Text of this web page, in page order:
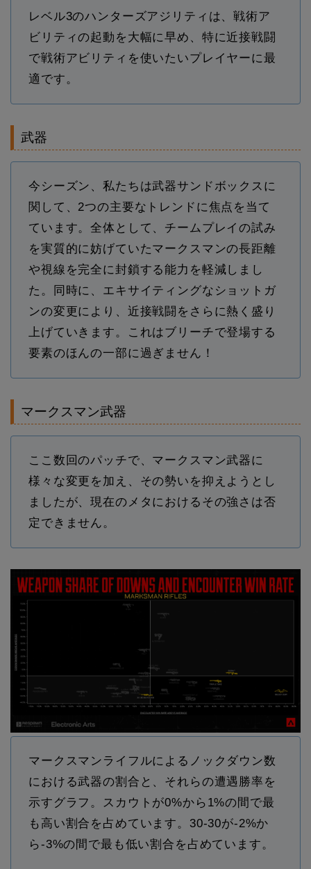
レベル3のハンターズアジリティは、戦術ア
ビリティの起動を大幅に早め、特に近接戦闘
で戦術アビリティを使いたいプレイヤーに最
適です。
武器
今シーズン、私たちは武器サンドボックスに
関して、2つの主要なトレンドに焦点を当て
ています。全体として、チームプレイの試み
を実質的に妨げていたマークスマンの長距離
や視線を完全に封鎖する能力を軽減しまし
た。同時に、エキサイティングなショットガ
ンの変更により、近接戦闘をさらに熱く盛り
上げていきます。これはブリーチで登場する
要素のほんの一部に過ぎません！
マークスマン武器
ここ数回のパッチで、マークスマン武器に
様々な変更を加え、その勢いを抑えようとし
ましたが、現在のメタにおけるその強さは否
定できません。
マークスマンライフルによるノックダウン数
における武器の割合と、それらの遭遇勝率を
示すグラフ。スカウトが0%から1%の間で最
も高い割合を占めています。30-30が-2%か
ら-3%の間で最も低い割合を占めています。